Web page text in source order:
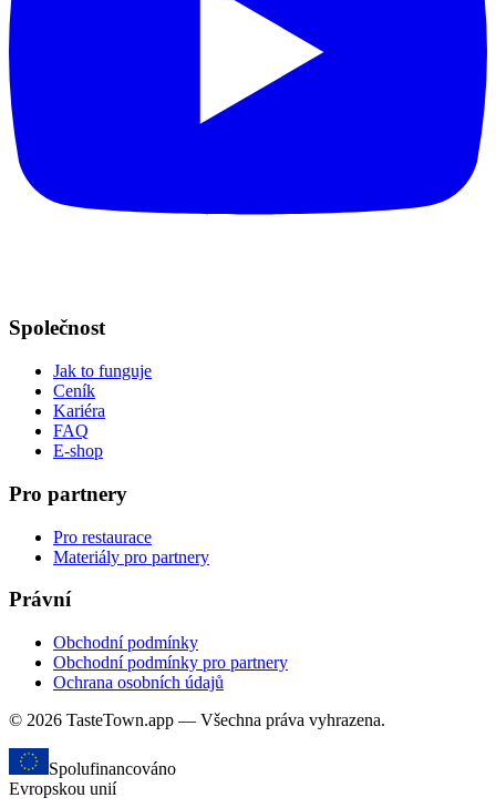
Společnost
Jak to funguje
Ceník
Kariéra
FAQ
E-shop
Pro partnery
Pro restaurace
Materiály pro partnery
Právní
Obchodní podmínky
Obchodní podmínky pro partnery
Ochrana osobních údajů
© 2026 TasteTown.app — Všechna práva vyhrazena.
Spolufinancováno
Evropskou unií